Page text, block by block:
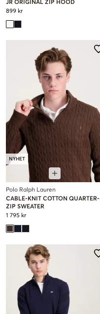
JR ORIGINAL ZIP HOOD
899 kr
NYHET
Polo Ralph Lauren
CABLE-KNIT COTTON QUARTER-
ZIP SWEATER
1 795 kr